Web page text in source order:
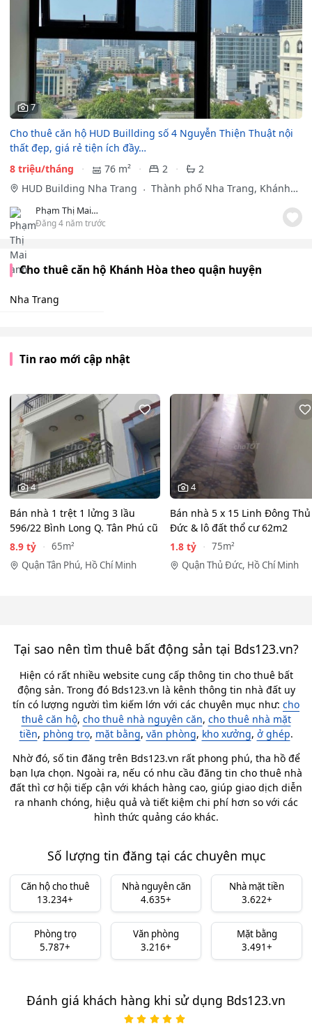
7
Cho thuê căn hộ HUD Buillding số 4 Nguyễn Thiện Thuật nội
thất đẹp, giá rẻ tiện ích đầy…
8 triệu/tháng
76 m² 2
2
HUD Building Nha Trang
Thành phố Nha Trang, Khánh
Phạm Thị Mai anh
Đăng 4 năm trước
Cho thuê căn hộ Khánh Hòa theo quận huyện
Nha Trang
Tin rao mới cập nhật
4
Bán nhà 1 trệt 1 lửng 3 lầu
596/22 Bình Long Q. Tân Phú cũ
8.9 tỷ
65m²
Quận Tân Phú, Hồ Chí Minh
4
Bán nhà 5 x 15 Linh Đông Thủ
Đức & lô đất thổ cư 62m2
1.8 tỷ
75m²
Quận Thủ Đức, Hồ Chí Minh
Tại sao nên tìm thuê bất động sản tại Bds123.vn?
Hiện có rất nhiều website cung cấp thông tin cho thuê bất
động sản. Trong đó Bds123.vn là kênh thông tin nhà đất uy
tín có lượng người tìm kiếm lớn với các chuyên mục như: cho
thuê căn hộ, cho thuê nhà nguyên căn, cho thuê nhà mặt
tiền, phòng trọ, mặt bằng, văn phòng, kho xưởng, ở ghép.
Nhờ đó, số tin đăng trên Bds123.vn rất phong phú, tha hồ để
bạn lựa chọn. Ngoài ra, nếu có nhu cầu đăng tin cho thuê nhà
đất thì cơ hội tiếp cận với khách hàng cao, giúp giao dịch diễn
ra nhanh chóng, hiệu quả và tiết kiệm chi phí hơn so với các
hình thức quảng cáo khác.
Số lượng tin đăng tại các chuyên mục
Căn hộ cho thuê
13.234+
Nhà nguyên căn
4.635+
Nhà mặt tiền
3.622+
Phòng trọ
5.787+
Văn phòng
3.216+
Mặt bằng
3.491+
Đánh giá khách hàng khi sử dụng Bds123.vn